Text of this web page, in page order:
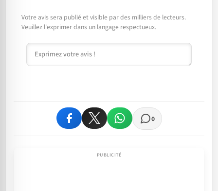
Votre avis sera publié et visible par des milliers de lecteurs.
Veuillez l'exprimer dans un langage respectueux.
Commentaire
0